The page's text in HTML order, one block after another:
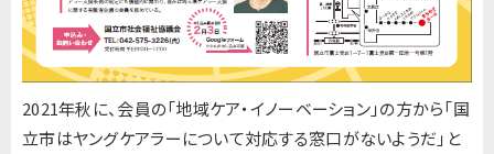
2021年秋に、会員の「地域ケア・イノーベーション」の方から「国
立市はヤングケアラーについて対応する窓口がないようだ」と